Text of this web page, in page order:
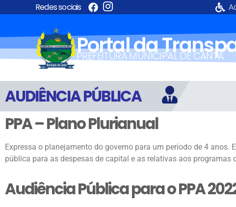
Redes sociais
Portal da
PREFEITURA MUNICIPAL DE CANTÁ
AUDIÊNCIA PÚBLICA
PPA – Plano Plurianual
Expressa o planejamento do governo para um período de 4
pública para as despesas de capital e as relativas aos programas
Audiência Pública para o PPA